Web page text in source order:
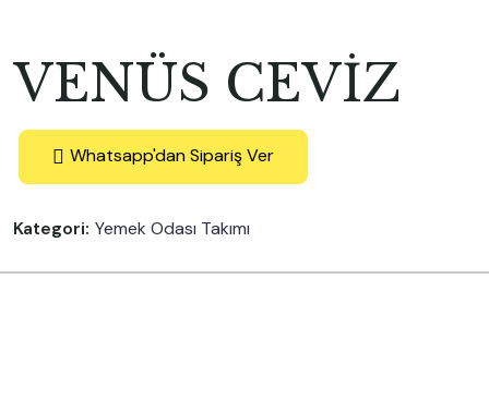
VENÜS CEVİZ
Whatsapp'dan Sipariş Ver
Kategori: Yemek Odası Takımı